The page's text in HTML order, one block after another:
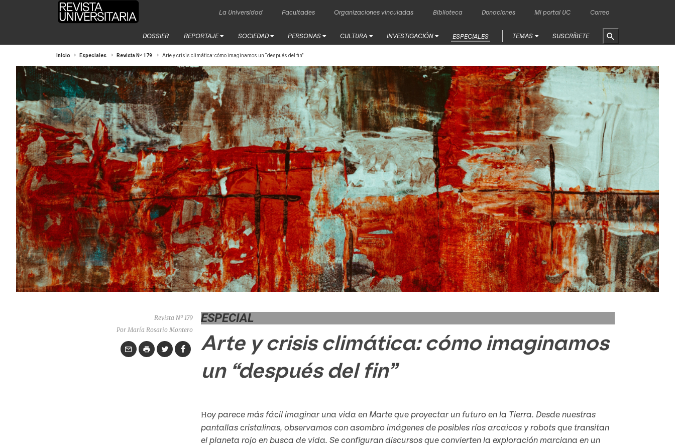
La Universidad Facultades Organizaciones vinculadas Biblioteca Donaciones Mi portal UC Correo
DOSSIER REPORTAJE SOCIEDAD PERSONAS CULTURA INVESTIGACIÓN ESPECIALES TEMAS SUSCRÍBETE
Inicio Especiales Revista Nº 179 Arte y crisis climática: cómo imaginamos un “después del fin”
Revista Nº 179
Por María Rosario Montero
ESPECIAL
Arte y crisis climática: cómo imaginamos
un “después del fin”
Hoy parece más fácil imaginar una vida en Marte que proyectar un futuro en la Tierra. Desde nuestras
pantallas cristalinas, observamos con asombro imágenes de posibles ríos arcaicos y robots que transitan
el planeta rojo en busca de vida. Se configuran discursos que convierten la exploración marciana en un